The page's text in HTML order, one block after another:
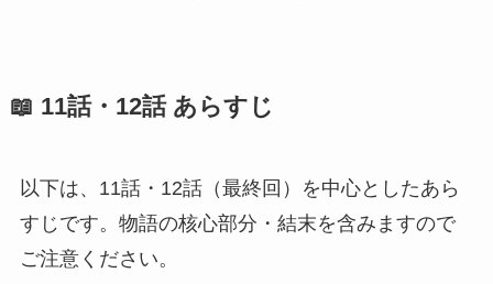
📖 11話・12話 あらすじ
以下は、11話・12話（最終回）を中心としたあら
すじです。物語の核心部分・結末を含みますので
ご注意ください。